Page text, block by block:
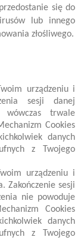
się do
lub innego
złośliwego.
urządzeniu i
sesji danej
wówczas trwale
Cookies
danych
z Twojego
urządzeniu i
Zakończenie sesji
nie powoduje
Cookies
danych
z Twojego